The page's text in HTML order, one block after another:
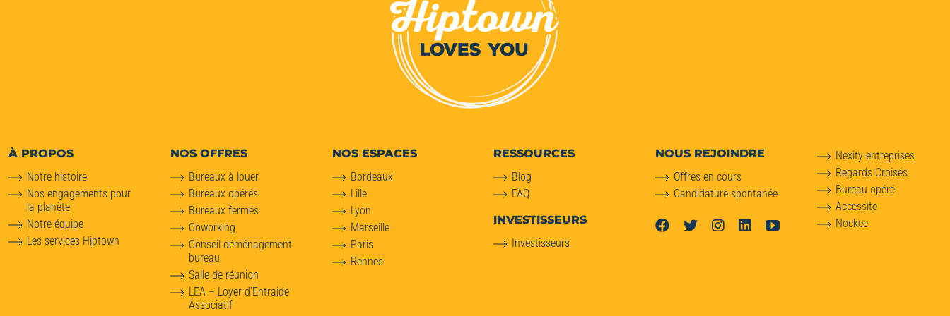
À PROPOS
Notre histoire
Nos engagements pour
la planète
Notre équipe
Les services Hiptown
NOS OFFRES
Bureaux à louer
Bureaux opérés
Bureaux fermés
Coworking
Conseil déménagement
bureau
Salle de réunion
LEA – Loyer d’Entraide
Associatif
NOS ESPACES
Bordeaux
Lille
Lyon
Marseille
Paris
Rennes
RESSOURCES
Blog
FAQ
INVESTISSEURS
Investisseurs
NOUS REJOINDRE
Offres en cours
Candidature spontanée
Nexity entreprises
Regards Croisés
Bureau opéré
Accessite
Nockee